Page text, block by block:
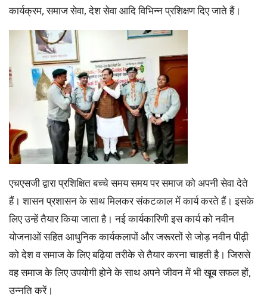
कार्यक्रम, समाज सेवा, देश सेवा आदि विभिन्न प्रशिक्षण दिए जाते हैं।
एचएसजी द्वारा प्रशिक्षित बच्चे समय समय पर समाज को अपनी सेवा देते
हैं। शासन प्रशासन के साथ मिलकर संकटकाल में कार्य करते हैं। इसके
लिए उन्हें तैयार किया जाता है। नई कार्यकारिणी इस कार्य को नवीन
योजनाओं सहित आधुनिक कार्यकलापों और जरूरतों से जोड़ नवीन पीढ़ी
को देश व समाज के लिए बढ़िया तरीके से तैयार करना चाहती है। जिससे
वह समाज के लिए उपयोगी होने के साथ अपने जीवन में भी खूब सफल हों,
उन्नति करें।